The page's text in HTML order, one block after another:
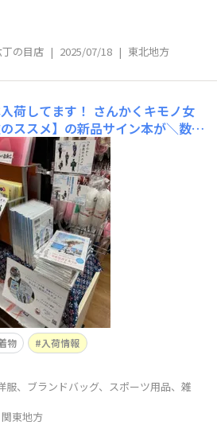
の目店 | 2025/07/18 | 東北地方
荷してます！ さんかくキモノ女
ススメ】の新品サイン本が＼数量
ブックオフ限定ポストカード付き
うさんかく様お洋服とあわせてき
着をぴしっと着るもよし襦袢代わ
ば、疲れたら脱げる👍最近注目の
物 入荷情報
服、ブランドバッグ、スポーツ用品、雑
関東地方